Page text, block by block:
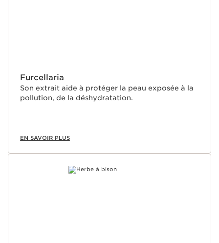
Furcellaria
Son extrait aide à protéger la peau exposée à la
pollution, de la déshydratation.
EN SAVOIR PLUS